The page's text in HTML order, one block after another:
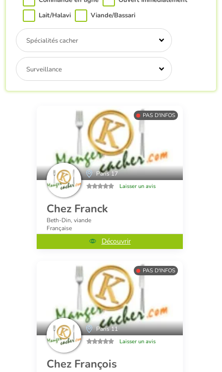
Lait/Halavi
Viande/Bassari
Spécialités cacher
Surveillance
PAS D'INFOS
Paris 17
Laisser un avis
Chez Franck
Beth-Din, viande
Française
Découvrir
PAS D'INFOS
Paris 11
Laisser un avis
Chez François